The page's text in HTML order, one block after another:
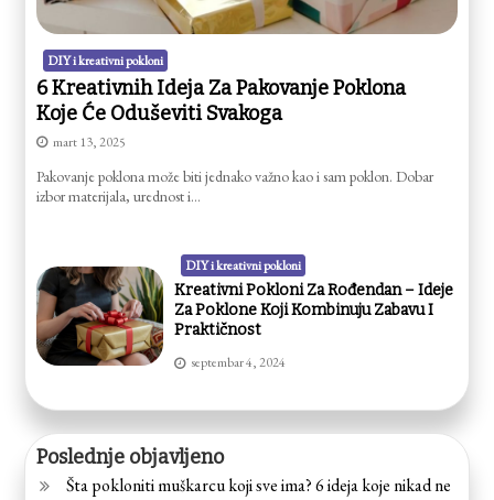
DIY i kreativni pokloni
6 Kreativnih Ideja Za Pakovanje Poklona
Koje Će Oduševiti Svakoga
mart 13, 2025
Pakovanje poklona može biti jednako važno kao i sam poklon. Dobar
izbor materijala, urednost i…
DIY i kreativni pokloni
Kreativni Pokloni Za Rođendan – Ideje
Za Poklone Koji Kombinuju Zabavu I
Praktičnost
septembar 4, 2024
Poslednje objavljeno
Šta pokloniti muškarcu koji sve ima? 6 ideja koje nikad ne